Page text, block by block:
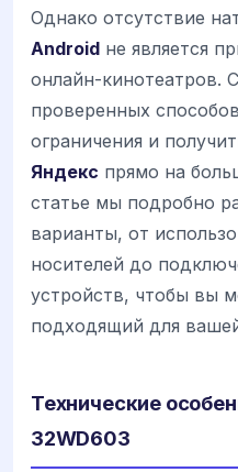
Однако отсутствие
Android не является
онлайн-кинотеатров.
проверенных
ограничения и
Яндекс прямо на
статье мы подробно
варианты, от
носителей до
устройств, чтобы вы
подходящий для
Технические
32WD603